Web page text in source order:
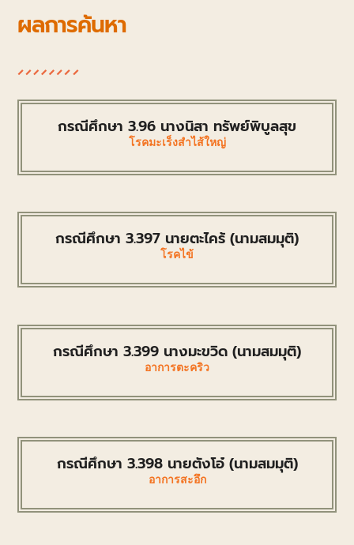
ผลการค้นหา
กรณีศึกษา 3.96 นางนิสา ทรัพย์พิบูลสุข
โรคมะเร็งสำไส้ใหญ่
กรณีศึกษา 3.397 นายตะไคร้ (นามสมมุติ)
โรคไข้
กรณีศึกษา 3.399 นางมะขวิด (นามสมมุติ)
อาการตะคริว
กรณีศึกษา 3.398 นายตังโอ๋ (นามสมมุติ)
อาการสะอึก